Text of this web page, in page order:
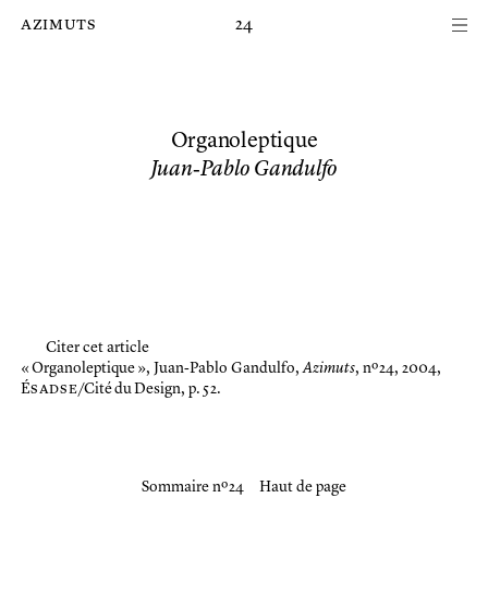
azimuts 24
Organoleptique
Juan‑Pablo Gandulfo
Citer cet article
« Organoleptique », Juan‑Pablo Gandulfo,Azimuts, nº 24, 2004,
Ésadse/Cité du Design, p. 52.
Sommaire nº 24 Haut de page